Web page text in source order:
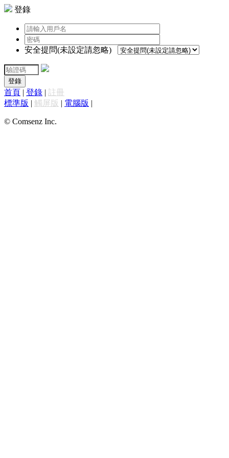
登錄
安全提問(未設定請忽略)
登錄
首頁 | 登錄 | 註冊
標準版 | 觸屏版 | 電腦版 |
© Comsenz Inc.